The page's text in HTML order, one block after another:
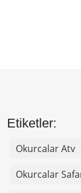
Etiketler:
Okurcalar Atv
Okurcalar